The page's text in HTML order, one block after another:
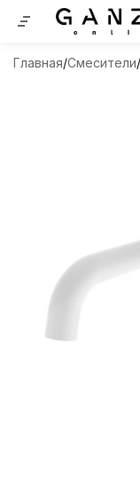
Главная Смесители